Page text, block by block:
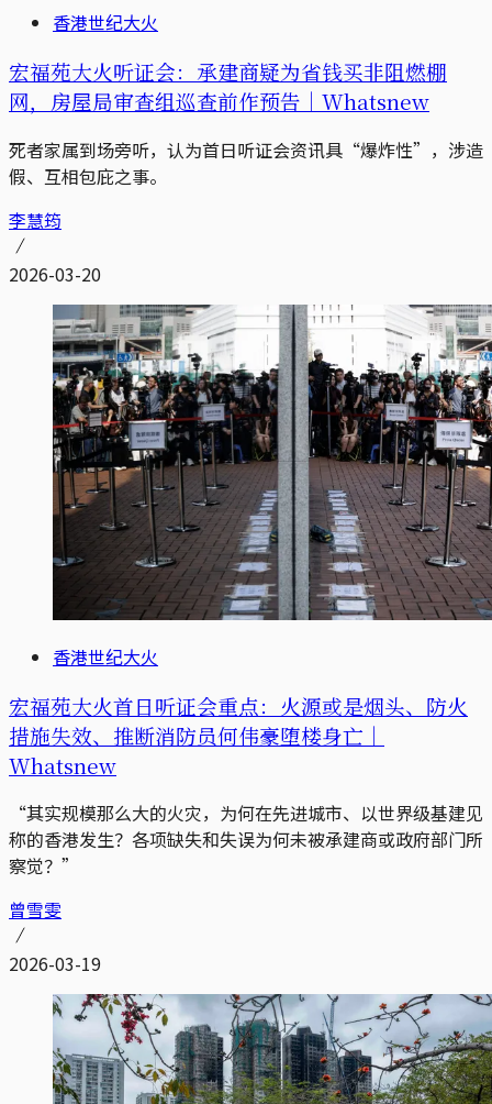
香港世纪大火
宏福苑大火听证会：承建商疑为省钱买非阻燃棚
网，房屋局审查组巡查前作预告｜Whatsnew
死者家属到场旁听，认为首日听证会资讯具“爆炸性”，涉造
假、互相包庇之事。
李慧筠
2026-03-20
香港世纪大火
宏福苑大火首日听证会重点：火源或是烟头、防火
措施失效、推断消防员何伟豪堕楼身亡｜
Whatsnew
“其实规模那么大的火灾，为何在先进城市、以世界级基建见
称的香港发生？各项缺失和失误为何未被承建商或政府部门所
察觉？”
曾雪雯
2026-03-19